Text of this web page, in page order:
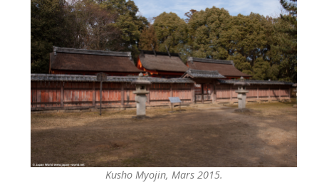
Kusho Myojin, Mars 2015.